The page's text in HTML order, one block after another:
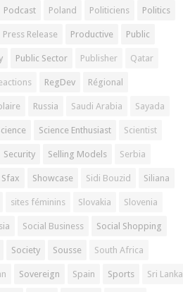
Podcast Poland Politiciens Politics
Press Release Productive Public
Public Sector Publisher Qatar
RegDev Régional
Russia Saudi Arabia Sayada
Science Enthusiast Scientist
Security Selling Models Serbia
Sfax Showcase Sidi Bouzid Siliana
sites féminins Slovakia Slovenia
Social Business Social Shopping
Society Sousse South Africa
Sovereign Spain Sports Sri Lanka